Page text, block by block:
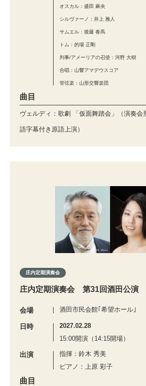
オスカル：盛田 麻央
シルヴァーノ：井上 雅人
サムエル：後藤 春馬
トム：的場 正剛
判事/アメーリアの召使：河野 大樹
合唱：山響アマデウスコア
管弦楽：山形交響楽団
曲目
ヴェルディ：歌劇 「仮面舞踏会」（演奏会
語字幕付き原語上演）
庄内定期演奏会
庄内定期演奏会 第31回酒田公演
会場 酒田市民会館｢希望ホール｣
日時
2027.02.28
15:00開演（14:15開場）
出演
指揮：鈴木 秀美
ピアノ：上原 彩子
曲目